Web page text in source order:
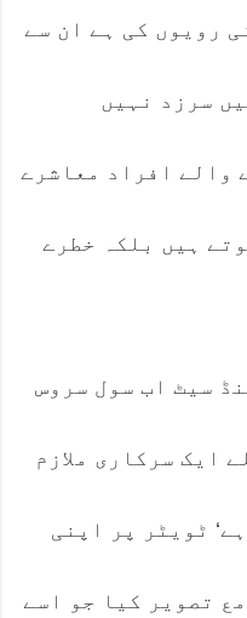
رویوں کی ہے ان سے
سرزد نہیں
والے افراد معاشرے
ہیں بلکہ خطرے
سیٹ اب سول سروس
ایک سرکاری ملازم
ٹویٹر پر اپنی
تصویر کیا جو اسے